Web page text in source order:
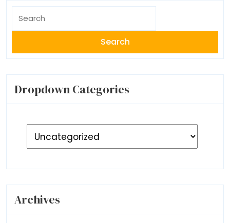
for:
Dropdown Categories
Archives